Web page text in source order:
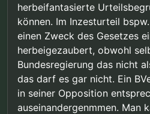
herbeifantasierte
können. Im Inzesturteil
einen Zweck des Gesetzes
herbeigezaubert, obwohl
Bundesregierung das nicht
das darf es gar nicht. Ein
in seiner Opposition
auseinandergenmmen. Man